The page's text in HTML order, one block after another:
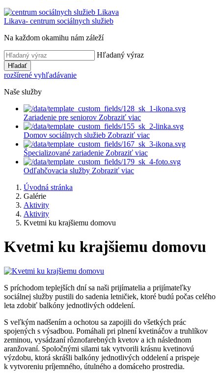
Likava- centrum sociálnych služieb
Na každom okamihu nám záleží
Hľadaný výraz
Hľadať
rozšírené vyhľadávanie
Naše služby
Zariadenie pre seniorov Zobraziť viac
Domov sociálnych služieb Zobraziť viac
Špecializované zariadenie Zobraziť viac
Odľahčovacia služby Zobraziť viac
Úvodná stránka
Galérie
Aktivity
Aktivity
Kvetmi ku krajšiemu domovu
Kvetmi ku krajšiemu domovu
S príchodom teplejších dní sa naši prijímatelia a prijímateľky
sociálnej služby pustili do sadenia letničiek, ktoré budú počas celého
leta zdobiť balkóny jednotlivých oddelení.
S veľkým nadšením a ochotou sa zapojili do všetkých prác
spojených s výsadbou. Pomáhali pri plnení kvetináčov a truhlíkov
zeminou, vysádzaní rôznofarebných kvetov a ich následnom
aranžovaní. Spoločnými silami tak vytvorili krásnu kvetinovú
výzdobu, ktorá skrášli balkóny jednotlivých oddelení a prispeje
k vytvoreniu príjemného, útulného a domáceho prostredia.